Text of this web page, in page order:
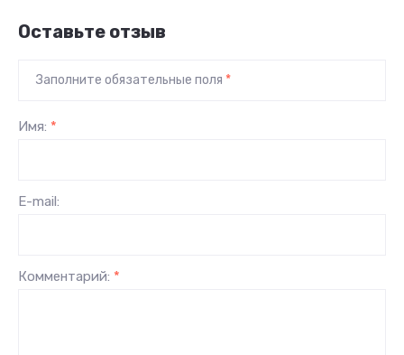
Оставьте отзыв
Заполните обязательные поля *
Имя: *
E-mail:
Комментарий: *